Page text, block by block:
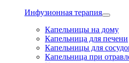
Инфузионная терапия
Капельницы на дому
Капельница для печени
Капельницы для
Капельница при